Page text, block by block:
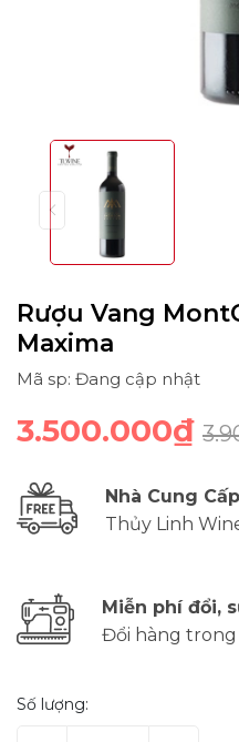
Rượu Vang
Maxima
Mã sp: Đang cập nhật
3.500.000₫
Nhà Cung Cấp
Thủy Linh
Miễn phí đổi,
Đổi hàng
Số lượng: